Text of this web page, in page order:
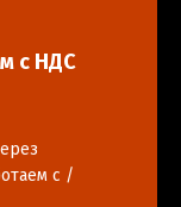
с НДС
с /